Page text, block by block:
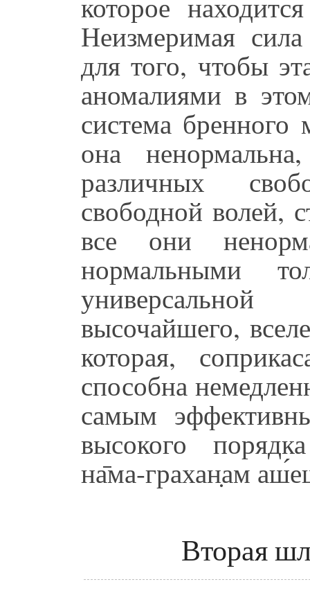
Неизмеримая
для того, чтобы
аномалиями в
система
она
различных
свободной волей,
все они
нормальными
высочайшего,
которая,
способна
самым
высокого
на̄ма-грахан̣ам
Вторая